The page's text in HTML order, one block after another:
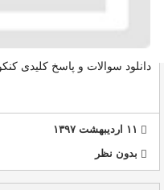
دانلود سوالات و پاسخ کلیدی کنکور ارشد
۱۱ اردیبهشت ۱۳۹۷
بدون نظر